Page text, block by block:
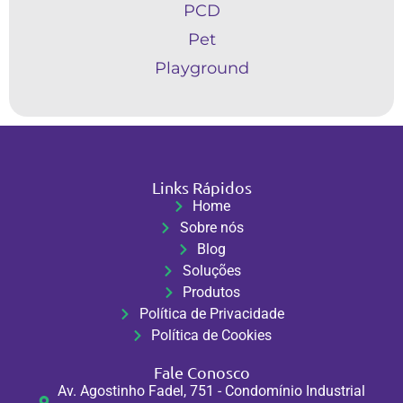
PCD
Pet
Playground
Links Rápidos
Home
Sobre nós
Blog
Soluções
Produtos
Política de Privacidade
Política de Cookies
Fale Conosco
Av. Agostinho Fadel, 751 - Condomínio Industrial